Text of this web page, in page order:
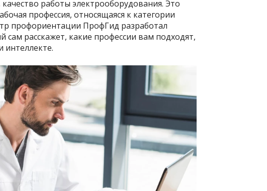
работы электрооборудования. Это
профессия, относящаяся к категории
профориентации ПрофГид разработал
расскажет, какие профессии вам подходят,
интеллекте.